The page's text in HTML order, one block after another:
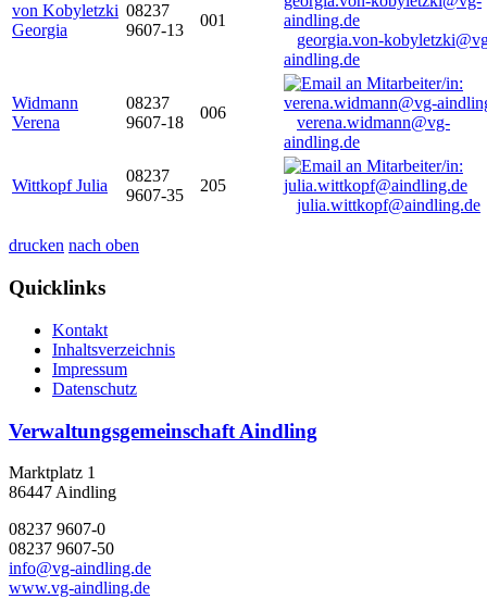
von Kobyletzki
Georgia
08237
9607-13
001
georgia.von-
aindling.de
Widmann
Verena
08237
9607-18
006
verena.widmann@vg-
aindling.de
Wittkopf Julia
08237
9607-35
205
julia.wittkopf@aindling.de
drucken nach oben
Quicklinks
Kontakt
Inhaltsverzeichnis
Impressum
Datenschutz
Verwaltungsgemeinschaft Aindling
Marktplatz 1
86447 Aindling
08237 9607-0
08237 9607-50
info@vg-aindling.de
www.vg-aindling.de